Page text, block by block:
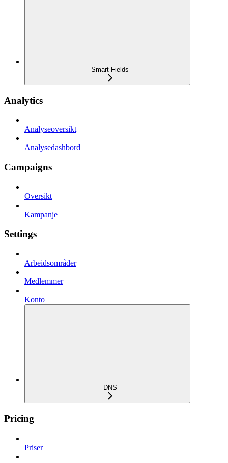
Smart Fields
Analytics
Analyseoversikt
Analysedashbord
Campaigns
Oversikt
Kampanje
Settings
Arbeidsområder
Medlemmer
Konto
DNS
Pricing
Priser